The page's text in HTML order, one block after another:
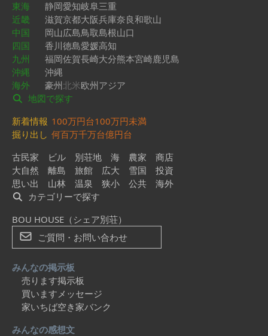
東海
静岡愛知岐阜三重
近畿
滋賀京都大阪兵庫奈良和歌山
中国
岡山広島鳥取島根山口
四国
香川徳島愛媛高知
九州
福岡佐賀長崎大分熊本宮崎鹿児島
沖縄
沖縄
海外
豪州北米欧州アジア
地図で探す
新着情報 100万円台100万円未満
掘り出し 何百万千万台億円台
古民家
ビル 別荘地 海 農家
商店
大自然
離島 旅館 広大 雪国
投資
思い出
山林 温泉 狭小 公共
海外
カテゴリーで探す
BOU HOUSE（シェア別荘）
ご質問・お問い合わせ
みんなの掲示板
売ります掲示板
買いますメッセージ
家いちば空き家バンク
みんなの感想文